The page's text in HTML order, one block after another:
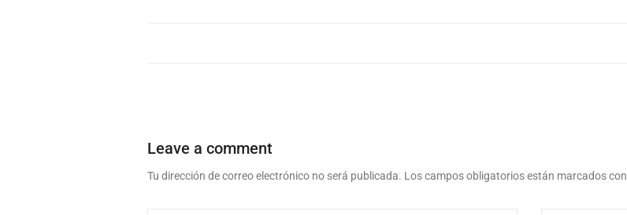
Leave a comment
Tu dirección de correo electrónico no será publicada. Los campos obligatorios están marcados con